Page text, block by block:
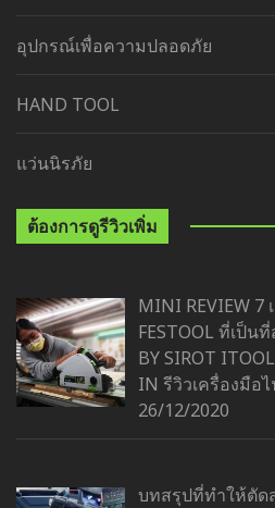
อุปกรณ์เพื่อความปลอดภัย
HAND TOOL
แว่นนิรภัย
ต้องการดูรีวิวเพิ่ม
MINI REVIEW 7
FESTOOL ที่เป็น
BY SIROT
IN รีวิวเครื่องมือ
26/12/2020
บทสรุปที่ทำให้ตัด